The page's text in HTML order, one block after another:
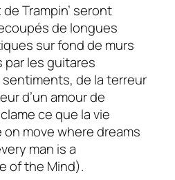
deTrampin’ seront
de longues
sur fond de murs
les guitares
de la terreur
d’un amour de
ce que la vie
on move where dreams
man is a
of the Mind).